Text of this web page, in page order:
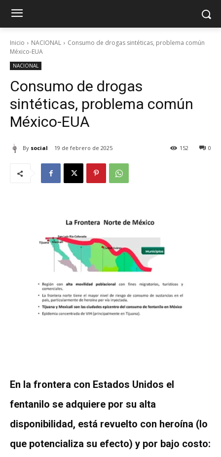
Inicio NACIONAL
Consumo de drogas sintéticas, problema común
México-EUA
NACIONAL
Consumo de drogas
sintéticas, problema común
México-EUA
By social 19 de febrero de 2025 0
152
En la frontera con Estados Unidos el
fentanilo se adquiere por su alta
disponibilidad, está revuelto con heroína (lo
que potencializa su efecto) y por bajo costo: